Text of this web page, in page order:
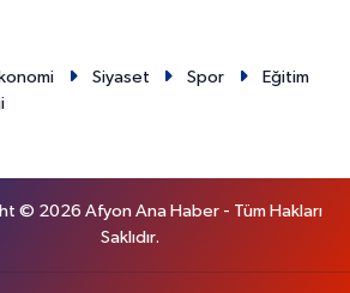
Siyaset Spor
Eğitim
© 2026 Afyon Ana Haber - Tüm Hakları
Saklıdır.